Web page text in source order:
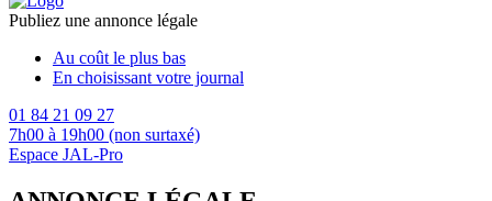
Publiez une annonce légale
Au coût le plus bas
En choisissant votre journal
01 84 21 09 27
7h00 à 19h00 (non surtaxé)
Espace JAL-Pro